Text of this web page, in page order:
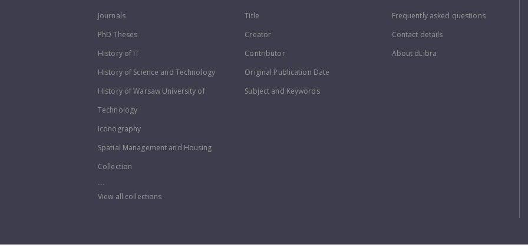
Journals
PhD Theses
History of IT
History of Science and Technology
History of Warsaw University of
Technology
Iconography
Spatial Management and Housing
Collection
...
View all collections
Title
Creator
Contributor
Original Publication Date
Subject and Keywords
Frequently asked questions
Contact details
About dLibra